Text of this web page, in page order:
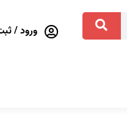
ورود /